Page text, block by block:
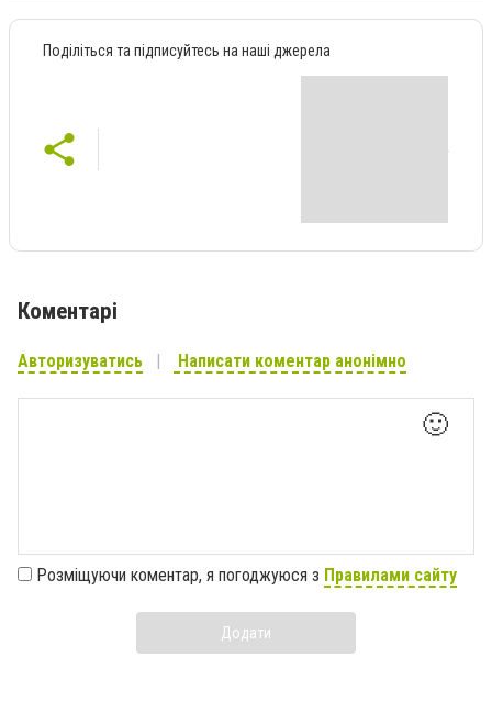
Поділіться та підписуйтесь на наші джерела
Коментарі
Авторизуватись Написати коментар анонімно
🙂
Розміщуючи коментар, я погоджуюся з Правилами сайту
Додати